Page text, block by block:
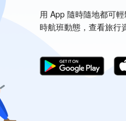
用 App 隨時隨地都可
時航班動態，查看旅行